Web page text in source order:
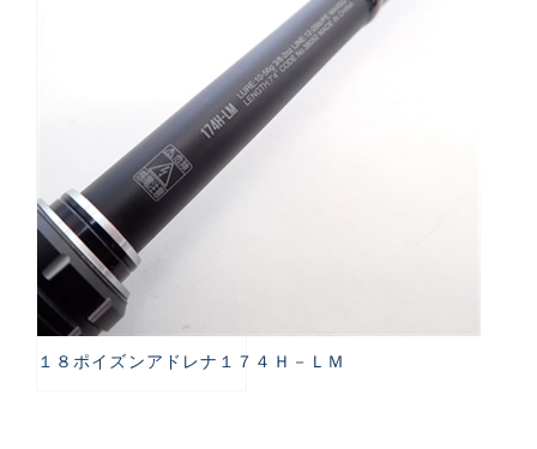
１８ポイズンアドレナ１７４Ｈ－ＬＭ